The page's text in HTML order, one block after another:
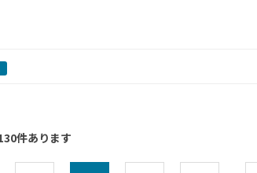
件あります